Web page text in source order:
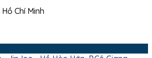
từ
8.500.000 ₫
Chí Minh